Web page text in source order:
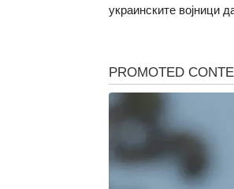
украинските војници